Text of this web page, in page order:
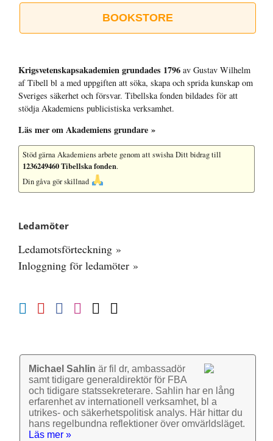
BOOKSTORE
Krigsvetenskap­sakademien grundades 1796 av Gustav Wilhelm
af Tibell bl a med uppgiften att söka, skapa och sprida kunskap om
Sveriges säkerhet och försvar. Tibellska fonden bildades för att
stödja Akademiens publicistiska verksamhet.
Läs mer om Akademiens grundare »
Stöd gärna Akademiens arbete genom att swisha Ditt bidrag till
1236249460 Tibellska fonden.
Din gåva gör skillnad
Ledamöter
Ledamotsförteckning »
Inloggning för ledamöter »
Michael Sahlin är fil dr, ambassadör
samt tidigare general­direktör för FBA
och tidigare stats­sekre­terare. Sahlin har en lång
erfarenhet av inter­nationell verk­samhet, bl a
utrikes- och säkerhets­politisk analys. Här hittar du
hans regel­bundna reflek­tioner över omvärlds­läget.
Läs mer »